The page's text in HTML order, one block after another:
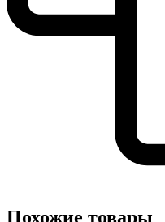
Похожие товары